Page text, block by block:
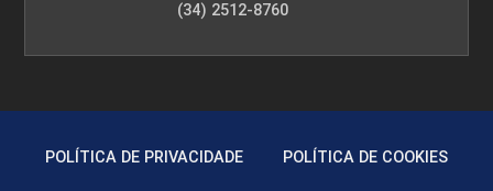
(34) 2512-8760
POLÍTICA DE PRIVACIDADE POLÍTICA DE COOKIES